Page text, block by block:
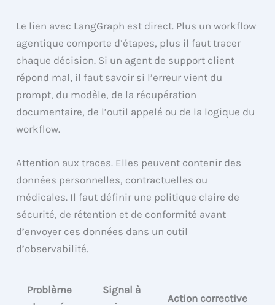
Le lien avec LangGraph est direct. Plus un workflow
agentique comporte d’étapes, plus il faut tracer
chaque décision. Si un agent de support client
répond mal, il faut savoir si l’erreur vient du
prompt, du modèle, de la récupération
documentaire, de l’outil appelé ou de la logique du
workflow.
Attention aux traces. Elles peuvent contenir des
données personnelles, contractuelles ou
médicales. Il faut définir une politique claire de
sécurité, de rétention et de conformité avant
d’envoyer ces données dans un outil
d’observabilité.
Problème
Signal à
Action corrective